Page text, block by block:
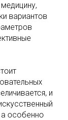
вариантов
и
а особенно